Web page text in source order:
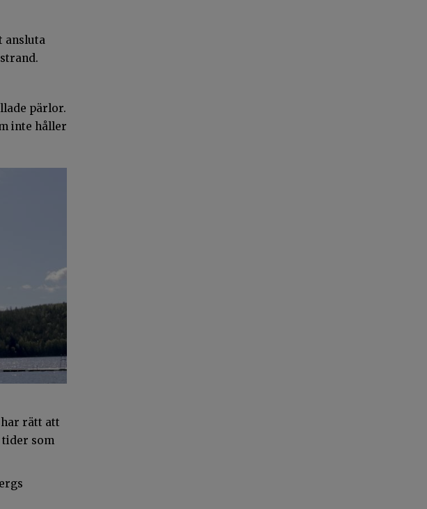
ansluta
pärlor.
inte håller
rätt att
tider som